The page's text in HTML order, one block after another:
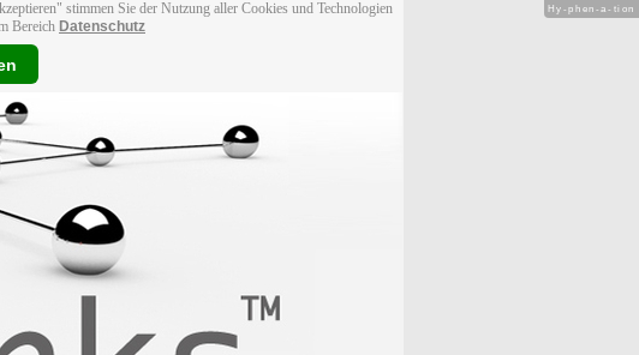
stimmen Sie der Nutzung aller Cookies und Technologien
Bereich Datenschutz
Hy-phen-a-tion